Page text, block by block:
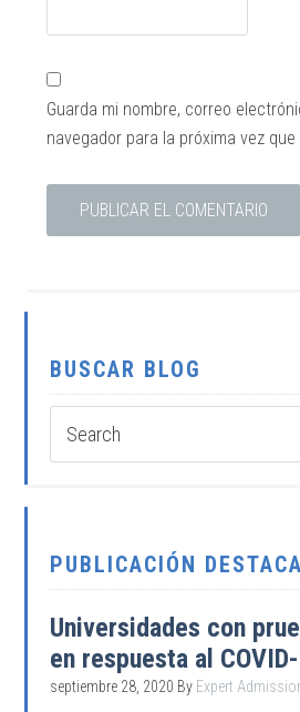
Guarda mi nombre, correo
navegador para la próxima vez
BUSCAR BLOG
PUBLICACIÓN
Universidades con
en respuesta al
septiembre 28, 2020 By Expert